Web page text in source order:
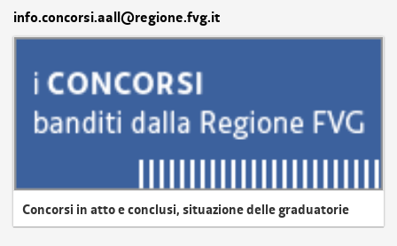
info.concorsi.aall@regione.fvg.it
Concorsi in atto e conclusi, situazione delle graduatorie